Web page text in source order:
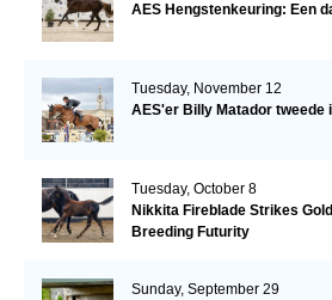
AES Hengstenkeuring: Een
Tuesday, November 12
AES'er Billy Matador tweede
Tuesday, October 8
Nikkita Fireblade Strikes
Breeding Futurity
Sunday, September 29